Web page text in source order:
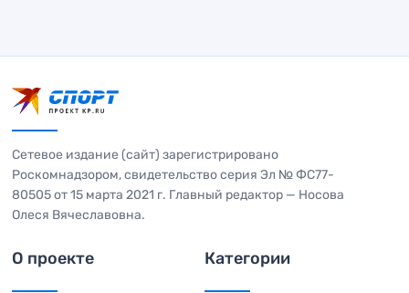
Сетевое издание (сайт) зарегистрировано
Роскомнадзором, свидетельство серия Эл № ФС77-
80505 от 15 марта 2021 г. Главный редактор — Носова
Олеся Вячеславовна.
О проекте Категории